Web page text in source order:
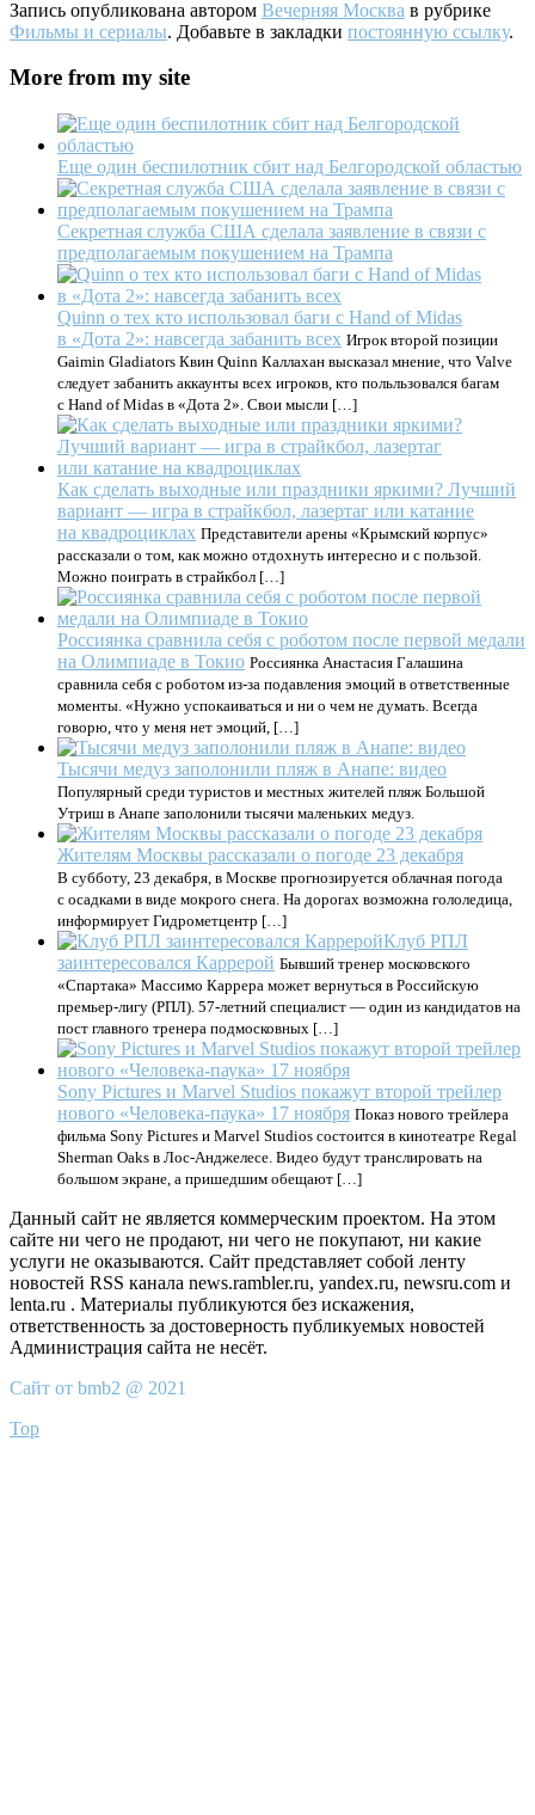
Запись опубликована автором Вечерняя Москва в рубрике
Фильмы и сериалы. Добавьте в закладки постоянную ссылку.
More from my site
Еще один беспилотник сбит над Белгородской областью
Секретная служба США сделала заявление в связи с
предполагаемым покушением на Трампа
Quinn о тех кто использовал баги с Hand of Midas
в «Дота 2»: навсегда забанить всех Игрок второй позиции
Gaimin Gladiators Квин Quinn Каллахан высказал мнение, что Valve
следует забанить аккаунты всех игроков, кто польльзовался багам
с Hand of Midas в «Дота 2». Свои мысли […]
Как сделать выходные или праздники яркими? Лучший
вариант — игра в страйкбол, лазертаг или катание
на квадроциклах Представители арены «Крымский корпус»
рассказали о том, как можно отдохнуть интересно и с пользой.
Можно поиграть в страйкбол […]
Россиянка сравнила себя с роботом после первой медали
на Олимпиаде в Токио Россиянка Анастасия Галашина
сравнила себя с роботом из-за подавления эмоций в ответственные
моменты. «Нужно успокаиваться и ни о чем не думать. Всегда
говорю, что у меня нет эмоций, […]
Тысячи медуз заполонили пляж в Анапе: видео
Популярный среди туристов и местных жителей пляж Большой
Утриш в Анапе заполонили тысячи маленьких медуз.
Жителям Москвы рассказали о погоде 23 декабря
В субботу, 23 декабря, в Москве прогнозируется облачная погода
с осадками в виде мокрого снега. На дорогах возможна гололедица,
информирует Гидрометцентр […]
Клуб РПЛ
заинтересовался Каррерой Бывший тренер московского
«Спартака» Массимо Каррера может вернуться в Российскую
премьер-лигу (РПЛ). 57-летний специалист — один из кандидатов на
пост главного тренера подмосковных […]
Sony Pictures и Marvel Studios покажут второй трейлер
нового «Человека-паука» 17 ноября Показ нового трейлера
фильма Sony Pictures и Marvel Studios состоится в кинотеатре Regal
Sherman Oaks в Лос-Анджелесе. Видео будут транслировать на
большом экране, а пришедшим обещают […]
Данный сайт не является коммерческим проектом. На этом
сайте ни чего не продают, ни чего не покупают, ни какие
услуги не оказываются. Сайт представляет собой ленту
новостей RSS канала news.rambler.ru, yandex.ru, newsru.com и
lenta.ru . Материалы публикуются без искажения,
ответственность за достоверность публикуемых новостей
Администрация сайта не несёт.
Сайт от bmb2 @ 2021
Top